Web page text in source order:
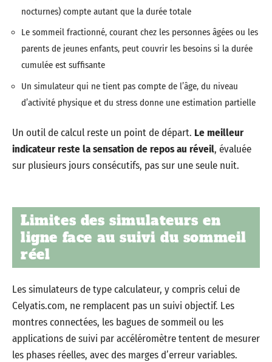
nocturnes) compte autant que la durée totale
Le sommeil fractionné, courant chez les personnes âgées ou les
parents de jeunes enfants, peut couvrir les besoins si la durée
cumulée est suffisante
Un simulateur qui ne tient pas compte de l’âge, du niveau
d’activité physique et du stress donne une estimation partielle
Un outil de calcul reste un point de départ. Le meilleur
indicateur reste la sensation de repos au réveil, évaluée
sur plusieurs jours consécutifs, pas sur une seule nuit.
Limites des simulateurs en
ligne face au suivi du sommeil
réel
Les simulateurs de type calculateur, y compris celui de
Celyatis.com, ne remplacent pas un suivi objectif. Les
montres connectées, les bagues de sommeil ou les
applications de suivi par accéléromètre tentent de mesurer
les phases réelles, avec des marges d’erreur variables.